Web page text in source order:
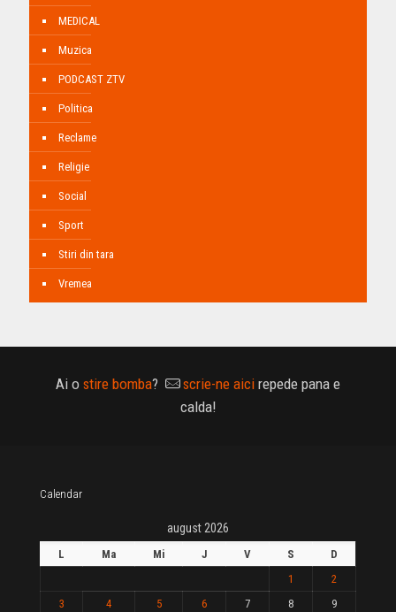
MEDICAL
Muzica
PODCAST ZTV
Politica
Reclame
Religie
Social
Sport
Stiri din tara
Vremea
Ai o stire bomba? scrie-ne aici repede pana e
calda!
Calendar
august 2026
L Ma Mi J V S
D
1
2
3
4 5 6 7 8
9